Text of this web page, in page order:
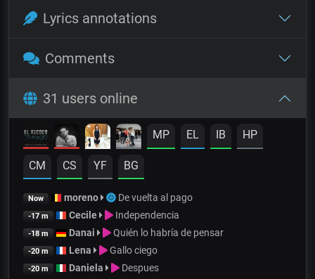
Lyrics annotations
Comments
31 users online
MP EL IB HP
CM CS YF BG
Now moreno De vuelta al pago
-17 m Cecile Independencia
-18 m Danai Quién lo habría de pensar
-20 m Lena Gallo ciego
-20 m Daniela Despues